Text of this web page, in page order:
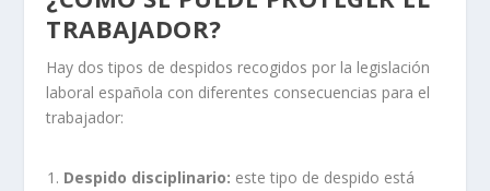
TRABAJADOR?
Hay dos tipos de despidos recogidos por la legislación
laboral española con diferentes consecuencias para el
trabajador:
Despido disciplinario: este tipo de despido está